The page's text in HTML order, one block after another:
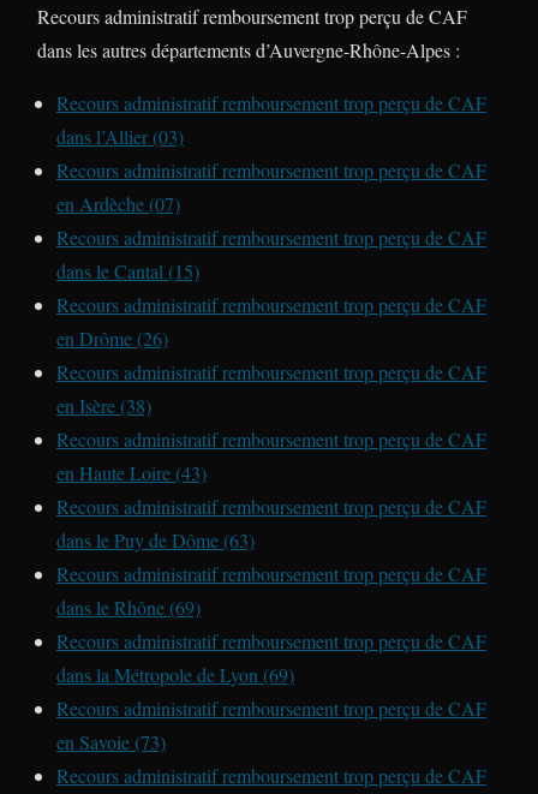
Recours administratif remboursement trop perçu de CAF
dans les autres départements d’Auvergne-Rhône-Alpes :
Recours administratif remboursement trop perçu de CAF
dans l’Allier (03)
Recours administratif remboursement trop perçu de CAF
en Ardèche (07)
Recours administratif remboursement trop perçu de CAF
dans le Cantal (15)
Recours administratif remboursement trop perçu de CAF
en Drôme (26)
Recours administratif remboursement trop perçu de CAF
en Isère (38)
Recours administratif remboursement trop perçu de CAF
en Haute Loire (43)
Recours administratif remboursement trop perçu de CAF
dans le Puy de Dôme (63)
Recours administratif remboursement trop perçu de CAF
dans le Rhône (69)
Recours administratif remboursement trop perçu de CAF
dans la Métropole de Lyon (69)
Recours administratif remboursement trop perçu de CAF
en Savoie (73)
Recours administratif remboursement trop perçu de CAF